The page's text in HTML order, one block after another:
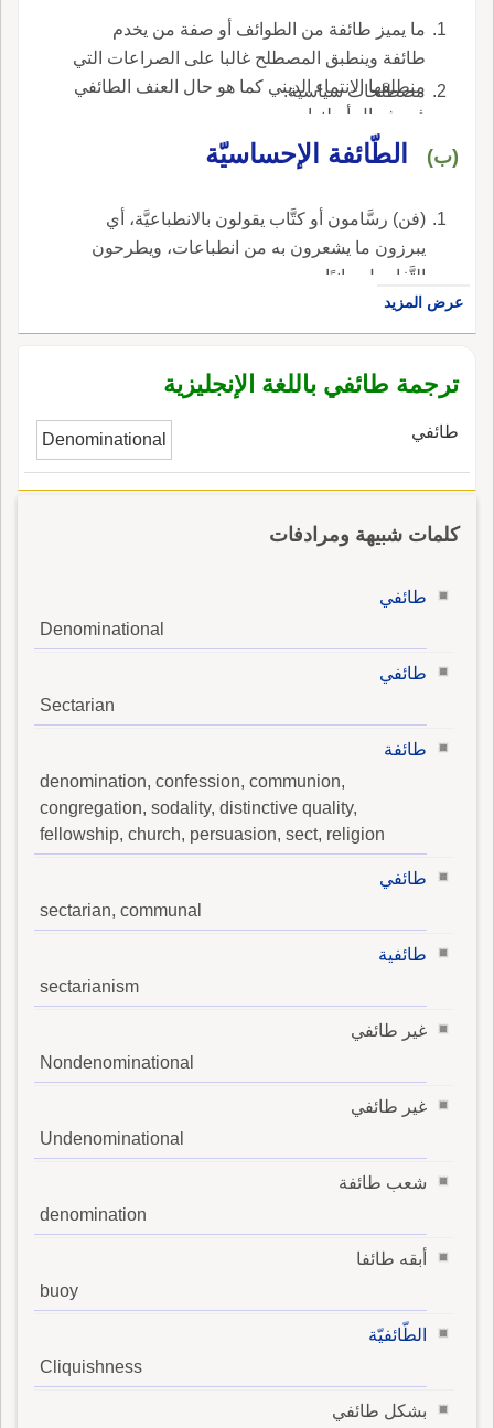
ما يميز طائفة من الطوائف أو صفة من يخدم
طائفة وينطبق المصطلح غالبا على الصراعات التي
منطلقها الانتماء الديني كما هو حال العنف الطائفي
في شمال أيرلندا.
مصطلحات سياسية.
(ب) الطّائفة الإحساسيّة
(فن) رسَّامون أو كتَّاب يقولون بالانطباعيَّة، أي
يبرزون ما يشعرون به من انطباعات، ويطرحون
التَّفاصيل جانبًا.
عرض المزيد
ترجمة طائفي باللغة الإنجليزية
طائفي Denominational
كلمات شبيهة ومرادفات
طائفي
Denominational
طائفي
Sectarian
طائفة
denomination, confession, communion,
congregation, sodality, distinctive quality,
fellowship, church, persuasion, sect, religion
طائفي
sectarian, communal
طائفية
sectarianism
غير طائفي
Nondenominational
غير طائفي
Undenominational
شعب طائفة
denomination
أبقه طائفا
buoy
الطّائفيّة
Cliquishness
بشكل طائفي